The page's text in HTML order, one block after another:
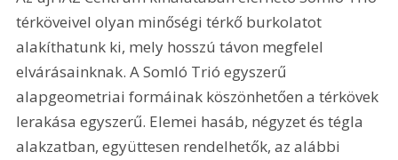
térköveivel olyan minőségi térkő burkolatot
alakíthatunk ki, mely hosszú távon megfelel
elvárásainknak. A Somló Trió egyszerű
alapgeometriai formáinak köszönhetően a térkövek
lerakása egyszerű. Elemei hasáb, négyzet és tégla
alakzatban, együttesen rendelhetők, az alábbi